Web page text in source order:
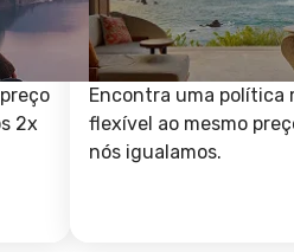
2x
Encontra uma política
flexível ao mesmo
nós igualamos.